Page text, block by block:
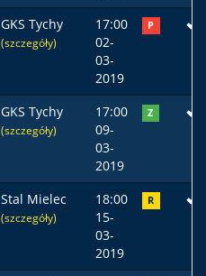
GKS Tychy
(szczegóły)
17:00
02-
03-
2019
P
GKS Tychy
(szczegóły)
17:00
09-
03-
2019
Z
Stal Mielec
(szczegóły)
18:00
15-
03-
2019
R